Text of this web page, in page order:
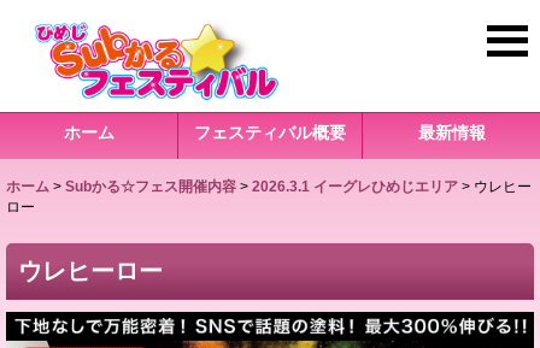
ホーム フェスティバル概要 最新情報
ホーム > Subかる☆フェス開催内容 > 2026.3.1 イーグレひめじエリア > ウレヒー
ロー
ウレヒーロー